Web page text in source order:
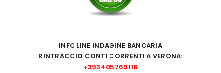
INFO LINE INDAGINE BANCARIA
RINTRACCIO CONTI CORRENTI A VERONA:
+393405769116